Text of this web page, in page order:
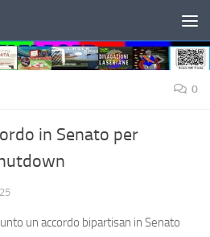
0
in Senato per
un accordo bipartisan in Senato